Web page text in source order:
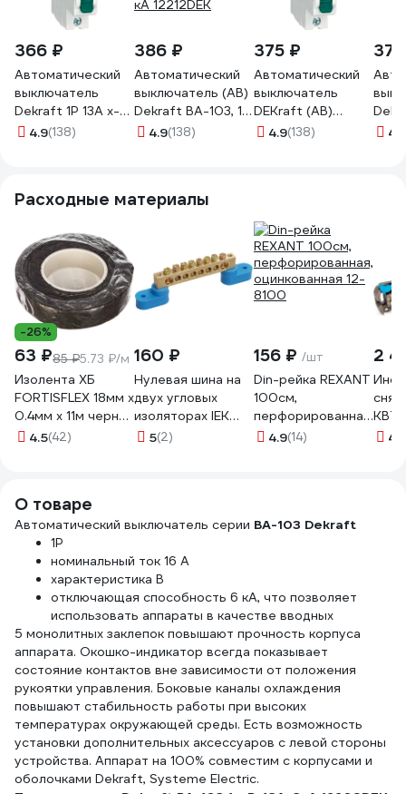
366 ₽
Автоматический
выключатель
Dekraft 1Р 13А х-ка
B ВА-103 6кА нов.
4.9(138)
386 ₽
Автоматический
выключатель (АВ)
Dekraft ВА-103, 1
Р, 32 А, хар-ка B, 6
4.9(138)
375 ₽
Автоматический
выключатель
DEKraft (АВ)
ВА-103, 1 Р, хар-ка
4.9(138)
Р,4.9
Расходные материалы
-26%
63 ₽85 ₽5.73 ₽/м
Изолента ХБ
FORTISFLEX 18мм х
0.4мм х 11м черная
71242
4.5(42)
160 ₽
Нулевая шина на
двух угловых
изоляторах IEK
ШНИ-6x9-8-У2-С,
5(2)
156 ₽ /шт
Din-рейка REXANT
100см,
перфорированная,
оцинкованная 12-
4.9(14)
2
КВТ
4.7
О товаре
Автоматический выключатель серии ВА-103 Dekraft
1P
номинальный ток 16 А
характеристика B
отключающая способность 6 кА, что позволяет
использовать аппараты в качестве вводных
5 монолитных заклепок повышают прочность корпуса
аппарата. Окошко-индикатор всегда показывает
состояние контактов вне зависимости от положения
рукоятки управления. Боковые каналы охлаждения
повышают стабильность работы при высоких
температурах окружающей среды. Есть возможность
установки дополнительных аксессуаров с левой стороны
устройства. Аппарат на 100% совместим с корпусами и
оболочками Dekraft, Systeme Electric.